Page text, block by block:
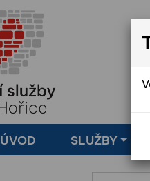
ÚVOD SLUŽBY